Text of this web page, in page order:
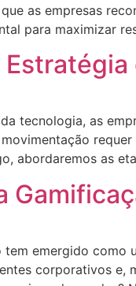
as empresas
para maximizar
tecnologia, as
abordaremos as
emergido
corporativos